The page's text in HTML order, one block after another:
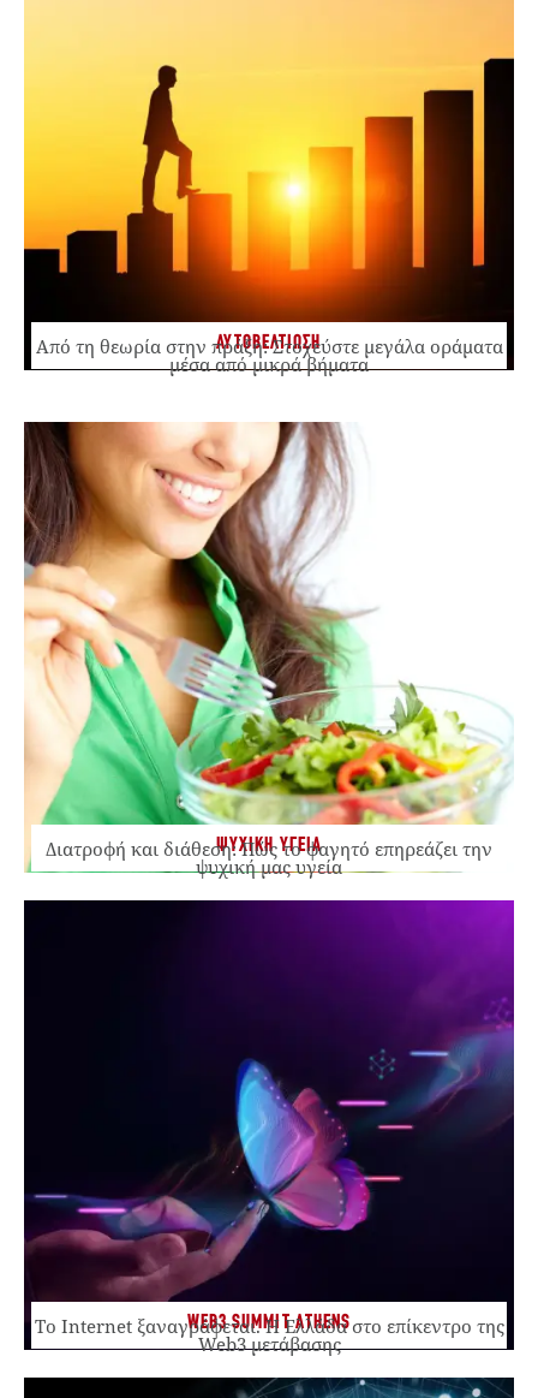
ΑΥΤΟΒΕΛΤΙΩΣΗ
Από τη θεωρία στην πράξη: Στοχεύστε μεγάλα οράματα
μέσα από μικρά βήματα
ΨΥΧΙΚΗ ΥΓΕΙΑ
Διατροφή και διάθεση: Πώς το φαγητό επηρεάζει την
ψυχική μας υγεία
WEB3 SUMMIT ATHENS
Το Internet ξαναγράφεται. Η Ελλάδα στο επίκεντρο της
Web3 μετάβασης